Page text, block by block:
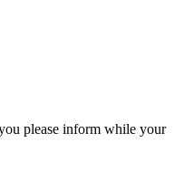
please inform while your